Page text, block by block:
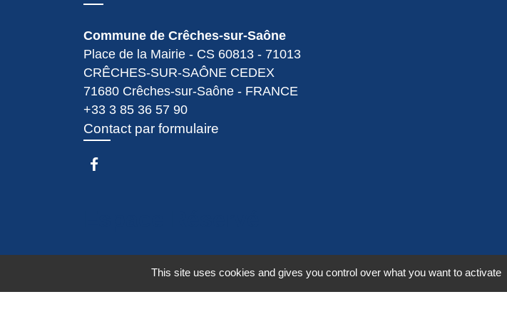
Commune de Crêches-sur-Saône
Place de la Mairie - CS 60813 - 71013
CRÊCHES-SUR-SAÔNE CEDEX
71680 Crêches-sur-Saône - FRANCE
+33 3 85 36 57 90
Contact par formulaire
Mentions légales - Politique de confidentialité - Accessibilité - Plan du site
This site uses cookies and gives you control over what you want to activate